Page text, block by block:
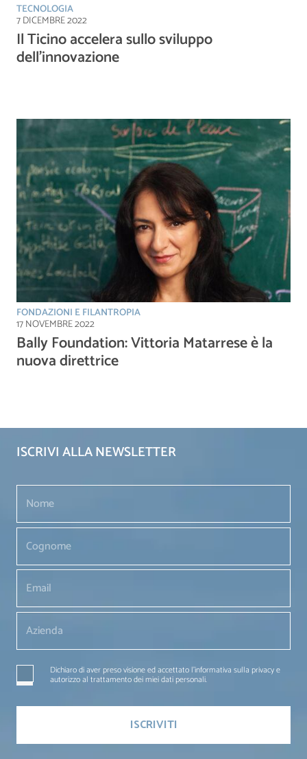
TECNOLOGIA
7 DICEMBRE 2022
Il Ticino accelera sullo sviluppo
dell’innovazione
FONDAZIONI E FILANTROPIA
17 NOVEMBRE 2022
Bally Foundation: Vittoria Matarrese è la
nuova direttrice
ISCRIVI ALLA NEWSLETTER
Dichiaro di aver preso visione ed accettato l'informativa sulla privacy e
autorizzo al trattamento dei miei dati personali.